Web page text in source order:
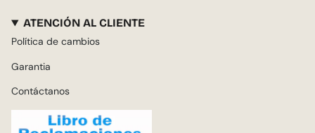
ATENCIÓN AL CLIENTE
Política de cambios
Garantia
Contáctanos